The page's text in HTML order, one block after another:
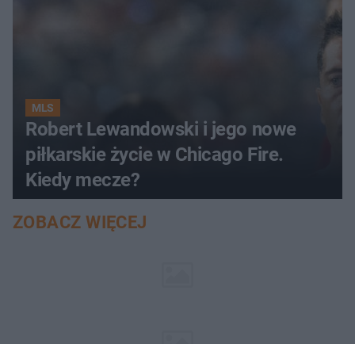
MLS
Robert Lewandowski i jego nowe
piłkarskie życie w Chicago Fire.
Kiedy mecze?
ZOBACZ WIĘCEJ